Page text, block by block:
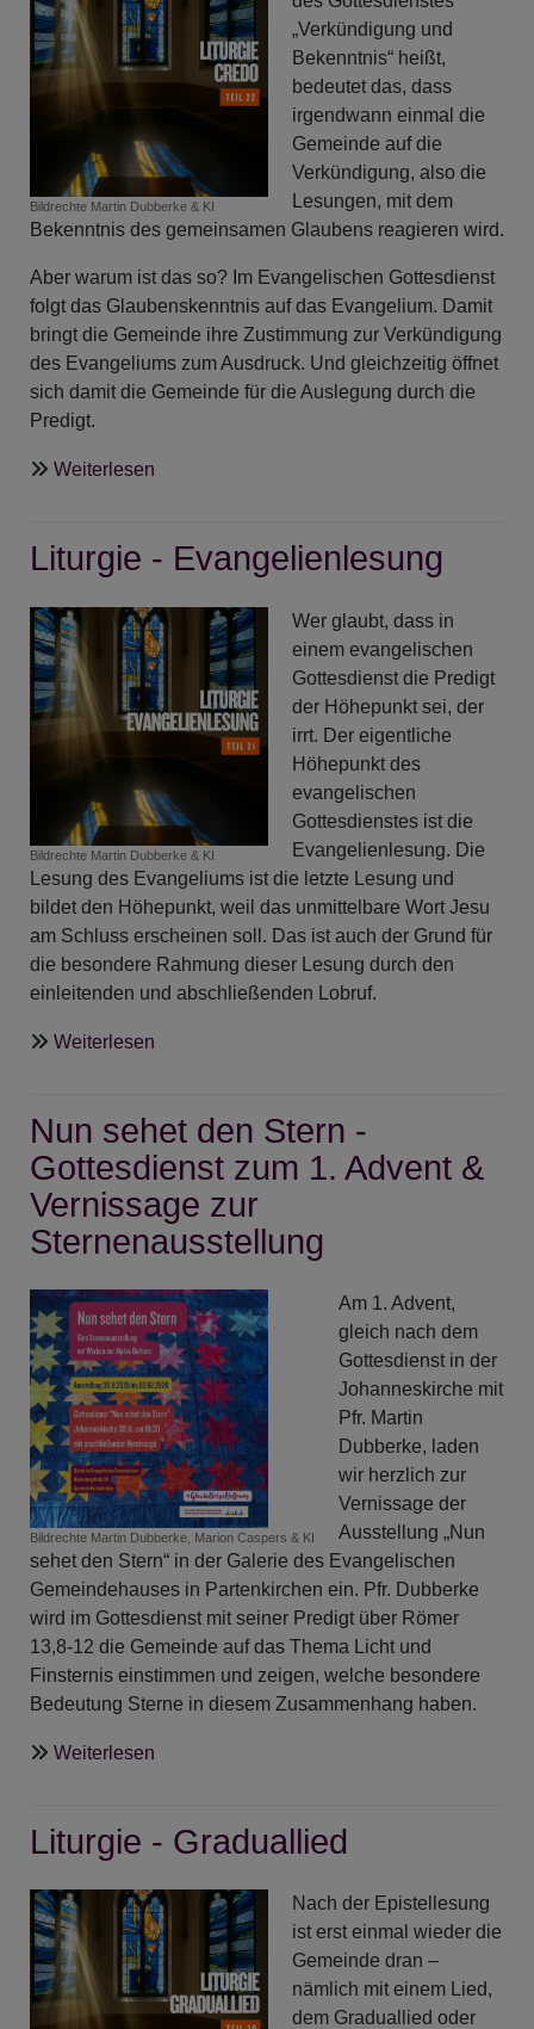
Advents
Bildrechte Martin Dubberke & KI
„Verkündigung und
Bekenntnis“ heißt,
bedeutet das, dass
irgendwann einmal die
Gemeinde auf die
Verkündigung, also die
Lesungen, mit dem
Bekenntnis des gemeinsamen Glaubens reagieren wird.
Aber warum ist das so? Im Evangelischen Gottesdienst
folgt das Glaubenskenntnis auf das Evangelium. Damit
bringt die Gemeinde ihre Zustimmung zur Verkündigung
des Evangeliums zum Ausdruck. Und gleichzeitig öffnet
sich damit die Gemeinde für die Auslegung durch die
Predigt.
Weiterlesen
Credo
Liturgie - Evangelienlesung
Bildrechte Martin Dubberke & KI
Wer glaubt, dass in
einem evangelischen
Gottesdienst die Predigt
der Höhepunkt sei, der
irrt. Der eigentliche
Höhepunkt des
evangelischen
Gottesdienstes ist die
Evangelienlesung. Die
Lesung des Evangeliums ist die letzte Lesung und
bildet den Höhepunkt, weil das unmittelbare Wort Jesu
am Schluss erscheinen soll. Das ist auch der Grund für
die besondere Rahmung dieser Lesung durch den
einleitenden und abschließenden Lobruf.
Weiterlesen
Evangelienlesung
Nun sehet den Stern -
Gottesdienst zum 1. Advent &
Vernissage zur
Sternenausstellung
Bildrechte Martin Dubberke, Marion Caspers & KI
Am 1. Advent,
gleich nach dem
Gottesdienst in der
Johanneskirche mit
Pfr. Martin
Dubberke, laden
wir herzlich zur
Vernissage der
Ausstellung „Nun
sehet den Stern“ in der Galerie des Evangelischen
Gemeindehauses in Partenkirchen ein. Pfr. Dubberke
wird im Gottesdienst mit seiner Predigt über Römer
13,8-12 die Gemeinde auf das Thema Licht und
Finsternis einstimmen und zeigen, welche besondere
Bedeutung Sterne in diesem Zusammenhang haben.
Weiterlesen
den
-
Gottesdienst
zum
1.
Advent
Liturgie - Graduallied
Nach der Epistellesung
ist erst einmal wieder die
Gemeinde dran –
nämlich mit einem Lied,
dem Graduallied oder